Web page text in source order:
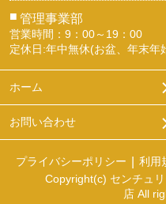
■ 管理事業部
営業時間：9：00～19：00
定休日:年中無休(お盆、年末年
ホーム
お問い合わせ
プライバシーポリシー 利用
Copyright(c) センチュ
店 All